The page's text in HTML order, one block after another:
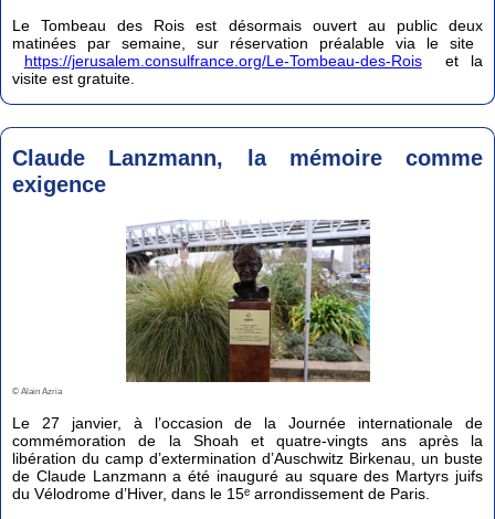
Le Tombeau des Rois est désormais ouvert au public deux
matinées par semaine, sur réservation préalable via le site
https://jerusalem.consulfrance.org/Le-Tombeau-des-Roiset la
visite est gratuite.
Claude Lanzmann, la mémoire comme
exigence
© Alain Azria
Le 27 janvier, à l’occasion de la Journée internationale de
commémoration de la Shoah et quatre-vingts ans après la
libération du camp d’extermination d’Auschwitz Birkenau, un buste
de Claude Lanzmann a été inauguré au square des Martyrs juifs
du Vélodrome d’Hiver, dans le 15ᵉ arrondissement de Paris.